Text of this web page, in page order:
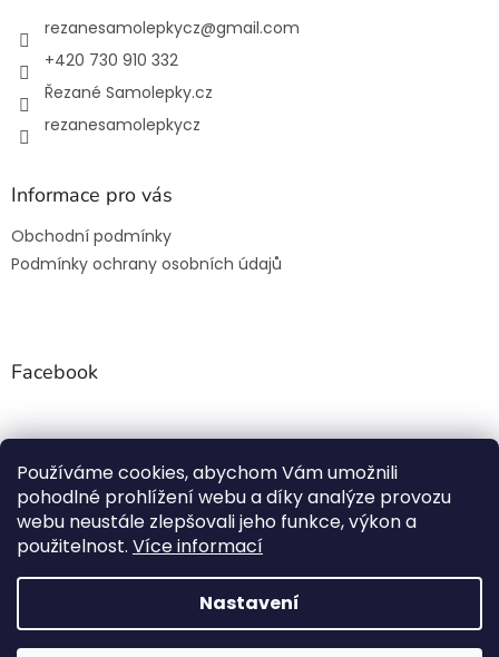
Používáme cookies, abychom Vám umožnili
pohodlné prohlížení webu a díky analýze provozu
webu neustále zlepšovali jeho funkce, výkon a
použitelnost. Více informací
Nastavení
NETISKNEME, ALE ŘEŽEME ! Všechny samolepky jsou
v
k
rezanesamolepkycz@gmail.com
+420 730 910 332
Řezané Samolepky.cz
rezanesamolepkycz
Informace pro vás
Obchodní podmínky
Podmínky ochrany osobních údajů
Facebook
Rezanesamolepky.cz
Vytvořil Shoptet